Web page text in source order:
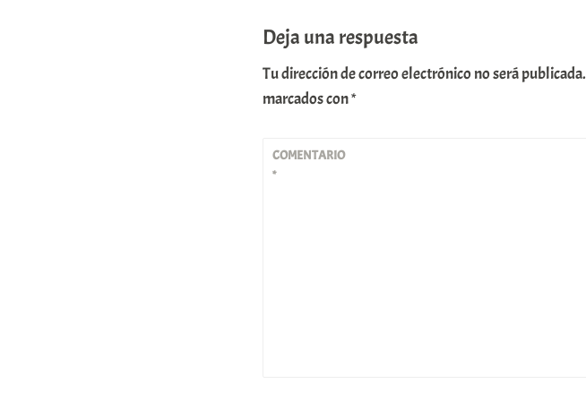
Deja una respuesta
Tu dirección de correo electrónico no será publicada.
marcados con*
COMENTARIO
*